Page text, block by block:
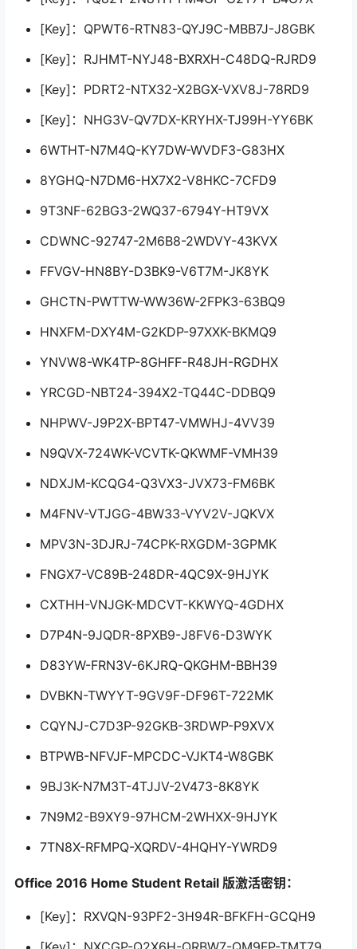
[Key]：QPWT6-RTN83-QYJ9C-MBB7J-J8GBK
[Key]：RJHMT-NYJ48-BXRXH-C48DQ-RJRD9
[Key]：PDRT2-NTX32-X2BGX-VXV8J-78RD9
[Key]：NHG3V-QV7DX-KRYHX-TJ99H-YY6BK
6WTHT-N7M4Q-KY7DW-WVDF3-G83HX
8YGHQ-N7DM6-HX7X2-V8HKC-7CFD9
9T3NF-62BG3-2WQ37-6794Y-HT9VX
CDWNC-92747-2M6B8-2WDVY-43KVX
FFVGV-HN8BY-D3BK9-V6T7M-JK8YK
GHCTN-PWTTW-WW36W-2FPK3-63BQ9
HNXFM-DXY4M-G2KDP-97XXK-BKMQ9
YNVW8-WK4TP-8GHFF-R48JH-RGDHX
YRCGD-NBT24-394X2-TQ44C-DDBQ9
NHPWV-J9P2X-BPT47-VMWHJ-4VV39
N9QVX-724WK-VCVTK-QKWMF-VMH39
NDXJM-KCQG4-Q3VX3-JVX73-FM6BK
M4FNV-VTJGG-4BW33-VYV2V-JQKVX
MPV3N-3DJRJ-74CPK-RXGDM-3GPMK
FNGX7-VC89B-248DR-4QC9X-9HJYK
CXTHH-VNJGK-MDCVT-KKWYQ-4GDHX
D7P4N-9JQDR-8PXB9-J8FV6-D3WYK
D83YW-FRN3V-6KJRQ-QKGHM-BBH39
DVBKN-TWYYT-9GV9F-DF96T-722MK
CQYNJ-C7D3P-92GKB-3RDWP-P9XVX
BTPWB-NFVJF-MPCDC-VJKT4-W8GBK
9BJ3K-N7M3T-4TJJV-2V473-8K8YK
7N9M2-B9XY9-97HCM-2WHXX-9HJYK
7TN8X-RFMPQ-XQRDV-4HQHY-YWRD9
Office 2016 Home Student Retail 版激活密钥：
[Key]：RXVQN-93PF2-3H94R-BFKFH-GCQH9